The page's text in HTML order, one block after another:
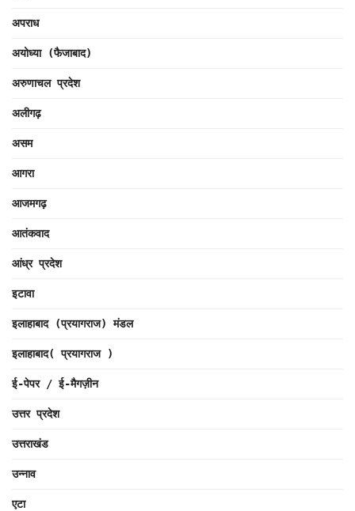
अपराध
अयोध्या (फैजाबाद)
अरुणाचल प्रदेश
अलीगढ़
असम
आगरा
आजमगढ़
आतंकवाद
आंध्र प्रदेश
इटावा
इलाहाबाद (प्रयागराज) मंडल
इलाहाबाद( प्रयागराज )
ई-पेपर / ई-मैगज़ीन
उत्तर प्रदेश
उत्तराखंड
उन्नाव
एटा